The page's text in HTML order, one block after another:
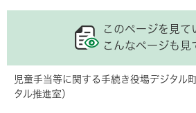
このページを見て
こんなページも見
児童手当等に関する手続き役場デジタ
タル推進室）